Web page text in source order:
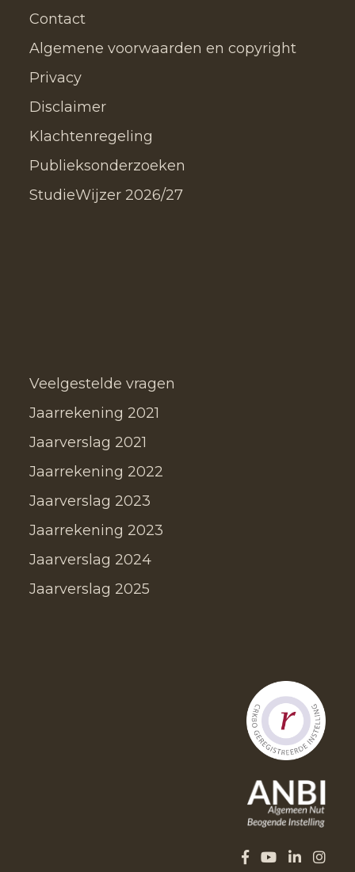
Contact
Algemene voorwaarden en copyright
Privacy
Disclaimer
Klachtenregeling
Publieksonderzoeken
StudieWijzer 2026/27
Veelgestelde vragen
Jaarrekening 2021
Jaarverslag 2021
Jaarrekening 2022
Jaarverslag 2023
Jaarrekening 2023
Jaarverslag 2024
Jaarverslag 2025